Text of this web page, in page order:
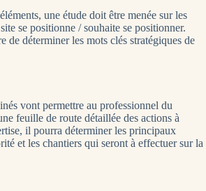
une étude doit être menée sur les
se positionne / souhaite se positionner.
de déterminer les mots clés stratégiques de
vont permettre au professionnel du
feuille de route détaillée des actions à
il pourra déterminer les principaux
et les chantiers qui seront à effectuer sur la